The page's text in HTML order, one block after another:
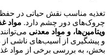
تغذیه مناسب نقش حیاتی در
چروک‌های دور چشم دارد. مواد
ویتامین‌ها، و مواد معدنی
و پیشگیری از آسیب‌های ناشی از
بخش، به بررسی برخی از مواد